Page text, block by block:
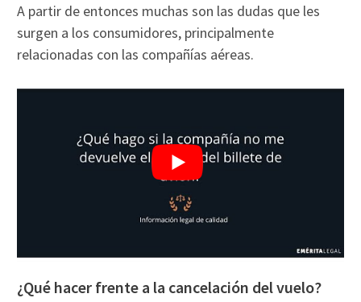
A partir de entonces muchas son las dudas que les
surgen a los consumidores, principalmente
relacionadas con las compañías aéreas.
¿Qué hacer frente a la cancelación del vuelo?